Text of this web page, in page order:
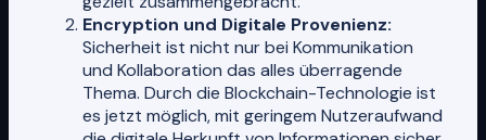
Encryption und Digitale Provenienz:
Sicherheit ist nicht nur bei Kommunikation
und Kollaboration das alles überragende
Thema. Durch die Blockchain-Technologie ist
es jetzt möglich, mit geringem Nutzeraufwand